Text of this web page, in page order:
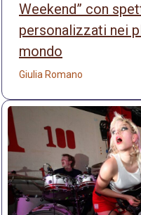
Weekend” con
personalizzati nei
mondo
Giulia Romano